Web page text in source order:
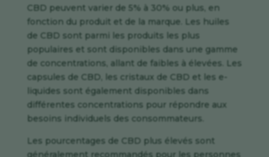
CBD peuvent varier de 5% à 30% ou plus, en
fonction du produit et de la marque. Les huiles
de CBD sont parmi les produits les plus
populaires et sont disponibles dans une gamme
de concentrations, allant de faibles à élevées. Les
capsules de CBD, les cristaux de CBD et les e-
liquides sont également disponibles dans
différentes concentrations pour répondre aux
besoins individuels des consommateurs.
Les pourcentages de CBD plus élevés sont